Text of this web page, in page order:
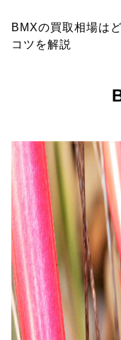
BMXの買取相場は
コツを解説